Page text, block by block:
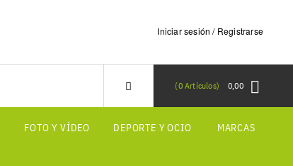
Iniciar sesión / Registrarse
0,00
0Artículos
FOTO Y VÍDEO DEPORTE Y OCIO MARCAS